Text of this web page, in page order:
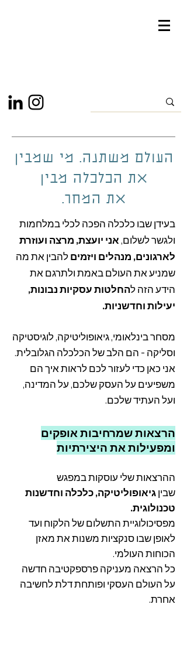
העולם משתנה. מי שמבין
את הכלכלה מבין
את המחר.
בעידן שבו כלכלה הפכה לכלי במלחמות
ולגשר לשלום,אני יועצת, מרצה ועוזרת
לארגונים, מנהלים ויזמיםלהבין את מה
שמניע את העולם באמת ולתרגם את
הידע הזה להחלטות עסקיות נבונות,
יעילות וחדשניות.
מסחר בינלאומי, גיאופוליטיקה, לוגיסטיקה
וסליקה - הם הלב של הכלכלה הגלובלית.
אני כאן כדי לעזור לכם לראות איך הם
משפיעים על העסק שלכם, על המדינה,
ועל העתיד שלכם.
הרצאות שמרחיבות אופקים
ומפעילות את היצירתיות
ההרצאות שלי עוסקות במפגש
שביןגיאופוליטיקה, כלכלה וחדשנות
טכנולוגית.
מפסיכולוגיית התשלום של הלקוח ועד
לאופן שבו סנקציות משנות את מאזן
הכוחות העולמי.
כל הרצאה מעניקה פרספקטיבה חדשה
על העולם העסקי ופותחת דלת לחשיבה
אחרת.